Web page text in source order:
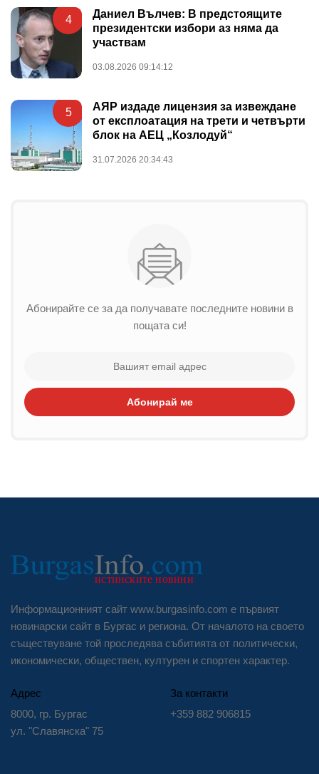
4
Даниел Вълчев: В предстоящите
президентски избори аз няма да
участвам
03.08.2026 09:14:12
5
АЯР издаде лицензия за извеждане
от експлоатация на трети и четвърти
блок на АЕЦ „Козлодуй“
31.07.2026 20:34:43
Абонирайте се за да получавате последните новини в
пощата си!
Абонирай ме
Информационният сайт www.burgasinfo.com е първият
новинарски сайт в Бургас и региона. От началото на своето
съществуване той проследява събитията от политически,
икономически, обществен, културен и спортен характер.
Адрес
8000, гр. Бургас
ул. "Славянска" 75
За контакти
+359 882 906815